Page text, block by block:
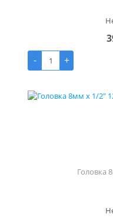
-
+
Головка